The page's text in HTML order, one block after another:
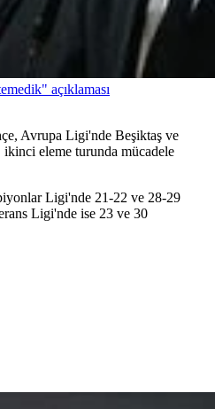
açıklaması
Avrupa Ligi'nde Beşiktaş ve
eleme turunda mücadele
Ligi'nde 21-22 ve 28-29
Ligi'nde ise 23 ve 30